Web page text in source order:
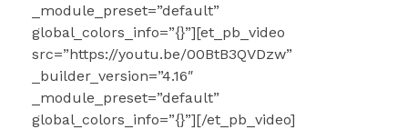
_module_preset=”default”
global_colors_info=”{}”][et_pb_video
src=”https://youtu.be/00BtB3QVDzw”
_builder_version=”4.16″
_module_preset=”default”
global_colors_info=”{}”][/et_pb_video]